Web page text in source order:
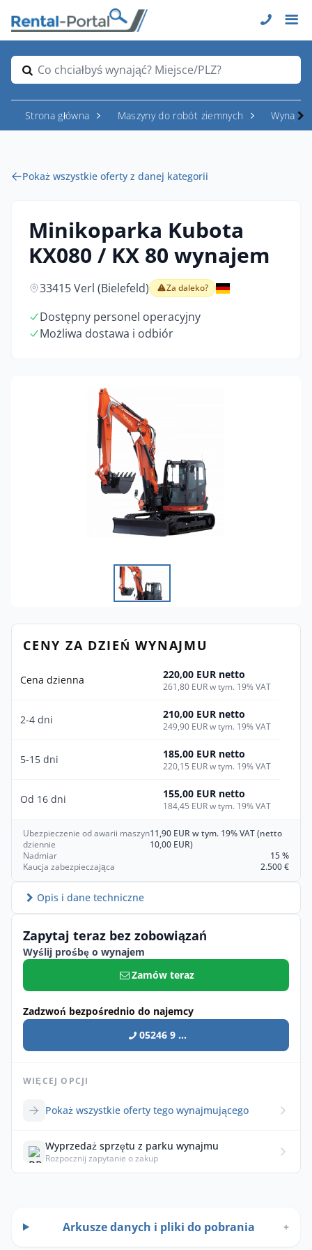
Co chciałbyś wynająć? Miejsce/PLZ?
Strona główna Maszyny do robót ziemnych
Pokaż wszystkie oferty z danej kategorii
Minikoparka Kubota
KX080 / KX 80 wynajem
33415 Verl (Bielefeld) Za daleko?
Dostępny personel operacyjny
Możliwa dostawa i odbiór
CENY ZA DZIEŃ WYNAJMU
Cena dzienna 220,00 EUR netto
261,80 EUR w tym. 19% VAT
2-4 dni 210,00 EUR netto
249,90 EUR w tym. 19% VAT
5-15 dni 185,00 EUR netto
220,15 EUR w tym. 19% VAT
Od 16 dni 155,00 EUR netto
184,45 EUR w tym. 19% VAT
Ubezpieczenie od awarii maszyn
dziennie
11,90 EUR w tym. 19% VAT (netto
10,00 EUR)
Nadmiar
15 %
Kaucja zabezpieczająca
2.500 €
Opis i dane techniczne
Zapytaj teraz bez zobowiązań
Wyślij prośbę o wynajem
Zamów teraz
Zadzwoń bezpośrednio do najemcy
05246 9 ...
WIĘCEJ OPCJI
Pokaż wszystkie oferty tego wynajmującego
Wyprzedaż sprzętu z parku wynajmu
Rozpocznij zapytanie o zakup
Arkusze danych i pliki do pobrania +